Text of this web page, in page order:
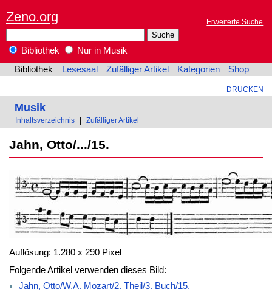
Zeno.org Erweiterte Suche
Bibliothek
Nur in Musik
Bibliothek
Lesesaal Zufälliger Artikel Kategorien Shop
DRUCKEN
Musik
Inhaltsverzeichnis Zufälliger Artikel
Jahn, Otto/.../15.
Auflösung: 1.280 x 290 Pixel
Folgende Artikel verwenden dieses Bild:
Jahn, Otto/W.A. Mozart/2. Theil/3. Buch/15.